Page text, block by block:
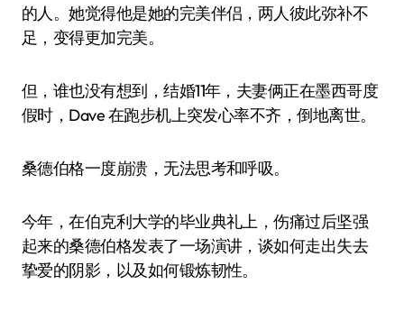
的人。她觉得他是她的完美伴侣，两人彼此弥补不
足，变得更加完美。
但，谁也没有想到，结婚11年，夫妻俩正在墨西哥度
假时，Dave 在跑步机上突发心率不齐，倒地离世。
桑德伯格一度崩溃，无法思考和呼吸。
今年，在伯克利大学的毕业典礼上，伤痛过后坚强
起来的桑德伯格发表了一场演讲，谈如何走出失去
挚爱的阴影，以及如何锻炼韧性。